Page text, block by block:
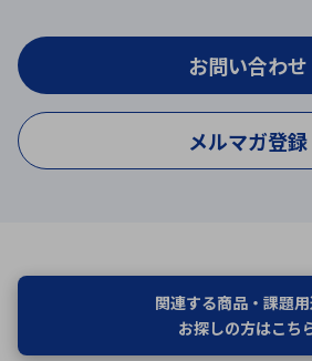
お問い合わせ
メルマガ登録
関連する商品・課題
お探しの方はこち